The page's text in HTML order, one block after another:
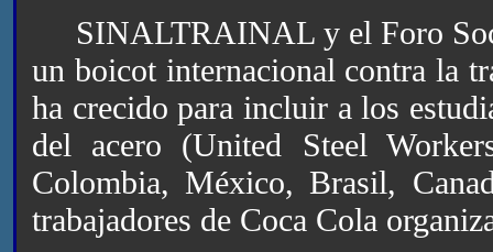
SINALTRAINAL y el Foro
un boicot internacional contra la
ha crecido para incluir a los
del acero (United Steel
Colombia, México, Brasil,
trabajadores de Coca Cola